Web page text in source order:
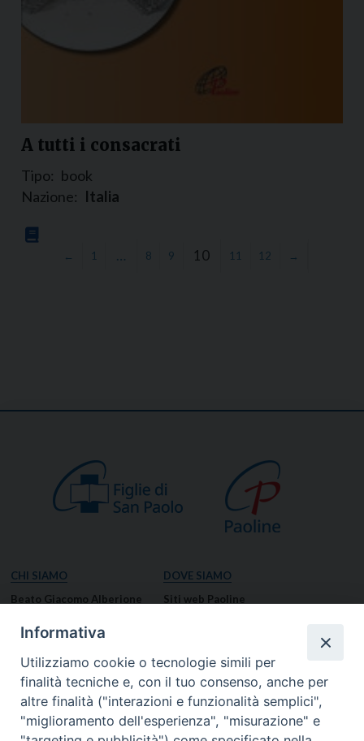
A tutti i consacrati
Tipo: book
Nazione: Italia
← 1 … 8 9 10 11 12 →
CHI SIAMO
Beato Giacomo Alberione
Missione Paolina
Luoghi delle Origini
Governo Generale
DOVE SIAMO
Siti web Paoline
Notizie dal governo generale
Notizie in breve
RISORSE
Informativa
Utilizziamo cookie o tecnologie simili per
finalità tecniche e, con il tuo consenso, anche per
altre finalità ("interazioni e funzionalità semplici",
"miglioramento dell'esperienza", "misurazione" e